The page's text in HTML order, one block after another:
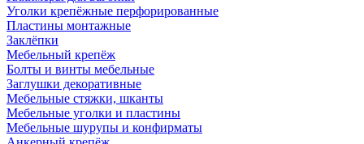
Уголки крепёжные перфорированные
Пластины монтажные
Заклёпки
Мебельный крепёж
Болты и винты мебельные
Заглушки декоративные
Мебельные стяжки, шканты
Мебельные уголки и пластины
Мебельные шурупы и конфирматы